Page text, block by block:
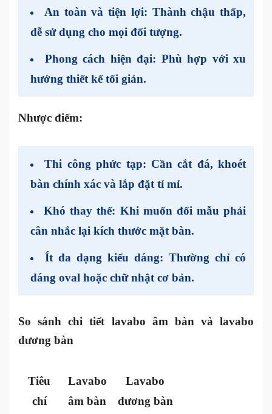
An toàn và tiện lợi: Thành chậu thấp,
dễ sử dụng cho mọi đối tượng.
Phong cách hiện đại: Phù hợp với xu
hướng thiết kế tối giản.
Nhược điểm:
Thi công phức tạp: Cần cắt đá, khoét
bàn chính xác và lắp đặt tỉ mỉ.
Khó thay thế: Khi muốn đổi mẫu phải
cân nhắc lại kích thước mặt bàn.
Ít đa dạng kiểu dáng: Thường chỉ có
dáng oval hoặc chữ nhật cơ bản.
So sánh chi tiết lavabo âm bàn và lavabo
dương bàn
Tiêu
chí
Lavabo
âm bàn
Lavabo
dương bàn